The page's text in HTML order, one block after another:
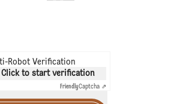
Robot Verification
Click to start verification
FriendlyCaptcha ⇗